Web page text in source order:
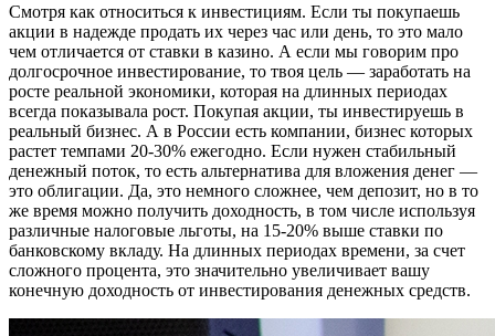
Смотря как относиться к инвестициям. Если ты покупаешь
акции в надежде продать их через час или день, то это мало
чем отличается от ставки в казино. А если мы говорим про
долгосрочное инвестирование, то твоя цель — заработать на
росте реальной экономики, которая на длинных периодах
всегда показывала рост. Покупая акции, ты инвестируешь в
реальный бизнес. А в России есть компании, бизнес которых
растет темпами 20-30% ежегодно. Если нужен стабильный
денежный поток, то есть альтернатива для вложения денег —
это облигации. Да, это немного сложнее, чем депозит, но в то
же время можно получить доходность, в том числе используя
различные налоговые льготы, на 15-20% выше ставки по
банковскому вкладу. На длинных периодах времени, за счет
сложного процента, это значительно увеличивает вашу
конечную доходность от инвестирования денежных средств.